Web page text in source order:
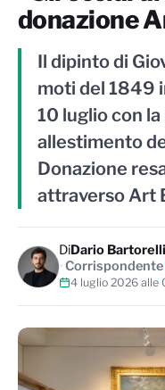
donazione
Il dipinto di
moti del 1849
10 luglio con
allestimento
Donazione
attraverso Art
DiDario Bartorelli
Corrispondente
4 luglio 2026 alle